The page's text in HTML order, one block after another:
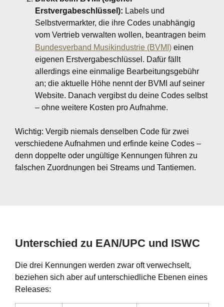
Erstvergabeschlüssel): Labels und
Selbstvermarkter, die ihre Codes unabhängig
vom Vertrieb verwalten wollen, beantragen beim
Bundesverband Musikindustrie (BVMI) einen
eigenen Erstvergabeschlüssel. Dafür fällt
allerdings eine einmalige Bearbeitungsgebühr
an; die aktuelle Höhe nennt der BVMI auf seiner
Website. Danach vergibst du deine Codes selbst
– ohne weitere Kosten pro Aufnahme.
Wichtig: Vergib niemals denselben Code für zwei
verschiedene Aufnahmen und erfinde keine Codes –
denn doppelte oder ungültige Kennungen führen zu
falschen Zuordnungen bei Streams und Tantiemen.
Unterschied zu EAN/UPC und ISWC
Die drei Kennungen werden zwar oft verwechselt,
beziehen sich aber auf unterschiedliche Ebenen eines
Releases: